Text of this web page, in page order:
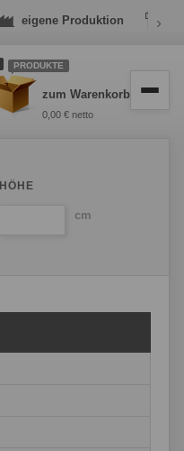
eigene Produktion ›
PRODUKTE
zum Warenkorb
0,00 € netto
HÖHE
cm